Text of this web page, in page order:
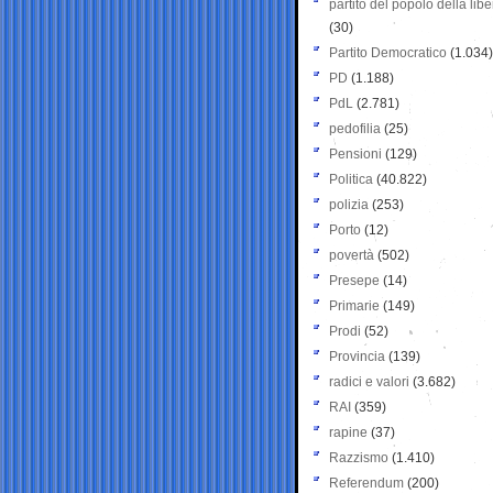
partito del popolo della
(30)
Partito Democratico (1.034)
PD (1.188)
PdL (2.781)
pedofilia (25)
Pensioni (129)
Politica (40.822)
polizia (253)
Porto (12)
povertà (502)
Presepe (14)
Primarie (149)
Prodi (52)
Provincia (139)
radici e valori (3.682)
RAI (359)
rapine (37)
Razzismo (1.410)
Referendum (200)